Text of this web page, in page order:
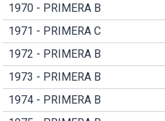
1970 - PRIMERA B
1971 - PRIMERA C
1972 - PRIMERA B
1973 - PRIMERA B
1974 - PRIMERA B